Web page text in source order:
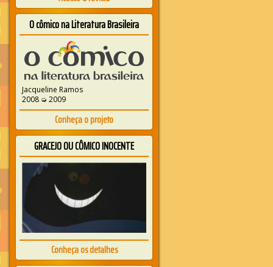
O cômico na Literatura Brasileira
Jacqueline Ramos
2008 ➭ 2009
Conheça o projeto
GRACEJO OU CÔMICO INOCENTE
Conheça os detalhes